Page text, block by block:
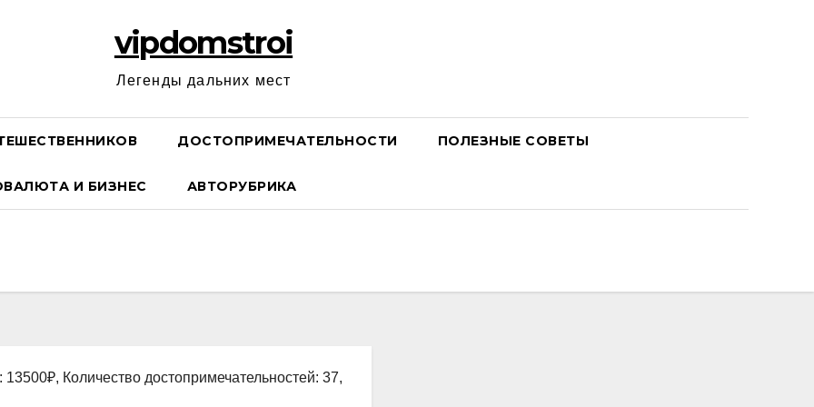
vipdomstroi
Легенды дальних мест
ДОСТОПРИМЕЧАТЕЛЬНОСТИ ПОЛЕЗНЫЕ СОВЕТЫ
И БИЗНЕС АВТОРУБРИКА
Количество достопримечательностей: 37,